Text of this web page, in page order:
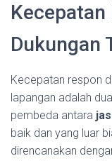
Kecepatan
Dukungan
Kecepatan respon
lapangan adalah
pembeda antara
baik dan yang luar
direncanakan